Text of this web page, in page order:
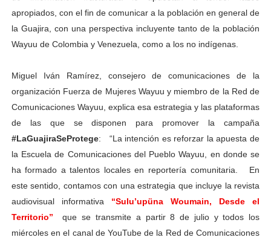
apropiados, con el fin de comunicar a la población en general de
la Guajira, con una perspectiva incluyente tanto de la población
Wayuu de Colombia y Venezuela, como a los no indígenas.
Miguel Iván Ramírez, consejero de comunicaciones de la
organización Fuerza de Mujeres Wayuu y miembro de la Red de
Comunicaciones Wayuu, explica esa estrategia y las plataformas
de las que se disponen para promover la campaña
#LaGuajiraSeProtege: “La intención es reforzar la apuesta de
la Escuela de Comunicaciones del Pueblo Wayuu, en donde se
ha formado a talentos locales en reportería comunitaria. En
este sentido, contamos con una estrategia que incluye la revista
audiovisual informativa “Sulu’upüna Woumain, Desde el
Territorio”
que se transmite a partir 8 de julio y todos los
miércoles en el canal de YouTube de la Red de Comunicaciones